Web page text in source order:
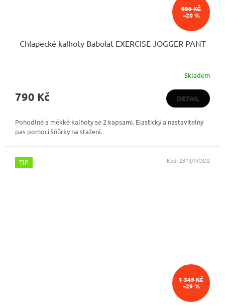
999 KČ
–20 %
Chlapecké kalhoty Babolat EXERCISE JOGGER PANT
Skladem
790 Kč DETAIL
Pohodlné a měkké kalhoty se 2 kapsami. Elastický a nastavitelný
pas pomocí šňůrky na stažení.
TIP
1 349 KČ
–29 %
Kód: 2319/MOD2